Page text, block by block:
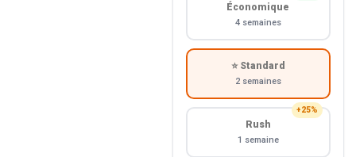
Économique
4 semaines
⭐ Standard
2 semaines
+25%
Rush
1 semaine